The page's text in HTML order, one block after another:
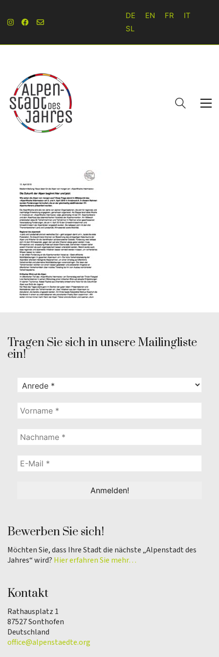
DE EN FR
IT
SL
Tragen Sie sich in unsere Mailingliste
ein!
Bewerben Sie sich!
Möchten Sie, dass Ihre Stadt die nächste „Alpenstadt des
Jahres“ wird? Hier erfahren Sie mehr…
Kontakt
Rathausplatz 1
87527 Sonthofen
Deutschland
office@alpenstaedte.org